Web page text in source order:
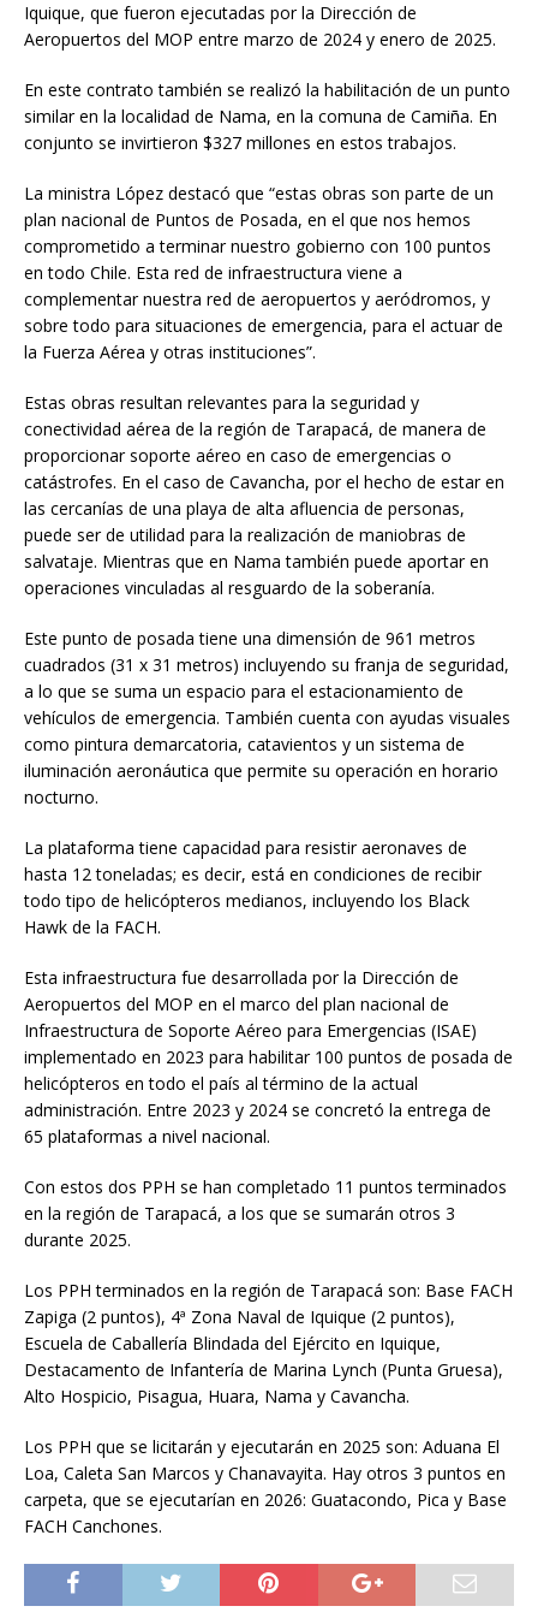
Iquique, que fueron ejecutadas por la Dirección de
Aeropuertos del MOP entre marzo de 2024 y enero de 2025.
En este contrato también se realizó la habilitación de un punto
similar en la localidad de Nama, en la comuna de Camiña. En
conjunto se invirtieron $327 millones en estos trabajos.
La ministra López destacó que “estas obras son parte de un
plan nacional de Puntos de Posada, en el que nos hemos
comprometido a terminar nuestro gobierno con 100 puntos
en todo Chile. Esta red de infraestructura viene a
complementar nuestra red de aeropuertos y aeródromos, y
sobre todo para situaciones de emergencia, para el actuar de
la Fuerza Aérea y otras instituciones”.
Estas obras resultan relevantes para la seguridad y
conectividad aérea de la región de Tarapacá, de manera de
proporcionar soporte aéreo en caso de emergencias o
catástrofes. En el caso de Cavancha, por el hecho de estar en
las cercanías de una playa de alta afluencia de personas,
puede ser de utilidad para la realización de maniobras de
salvataje. Mientras que en Nama también puede aportar en
operaciones vinculadas al resguardo de la soberanía.
Este punto de posada tiene una dimensión de 961 metros
cuadrados (31 x 31 metros) incluyendo su franja de seguridad,
a lo que se suma un espacio para el estacionamiento de
vehículos de emergencia. También cuenta con ayudas visuales
como pintura demarcatoria, catavientos y un sistema de
iluminación aeronáutica que permite su operación en horario
nocturno.
La plataforma tiene capacidad para resistir aeronaves de
hasta 12 toneladas; es decir, está en condiciones de recibir
todo tipo de helicópteros medianos, incluyendo los Black
Hawk de la FACH.
Esta infraestructura fue desarrollada por la Dirección de
Aeropuertos del MOP en el marco del plan nacional de
Infraestructura de Soporte Aéreo para Emergencias (ISAE)
implementado en 2023 para habilitar 100 puntos de posada de
helicópteros en todo el país al término de la actual
administración. Entre 2023 y 2024 se concretó la entrega de
65 plataformas a nivel nacional.
Con estos dos PPH se han completado 11 puntos terminados
en la región de Tarapacá, a los que se sumarán otros 3
durante 2025.
Los PPH terminados en la región de Tarapacá son: Base FACH
Zapiga (2 puntos), 4ª Zona Naval de Iquique (2 puntos),
Escuela de Caballería Blindada del Ejército en Iquique,
Destacamento de Infantería de Marina Lynch (Punta Gruesa),
Alto Hospicio, Pisagua, Huara, Nama y Cavancha.
Los PPH que se licitarán y ejecutarán en 2025 son: Aduana El
Loa, Caleta San Marcos y Chanavayita. Hay otros 3 puntos en
carpeta, que se ejecutarían en 2026: Guatacondo, Pica y Base
FACH Canchones.